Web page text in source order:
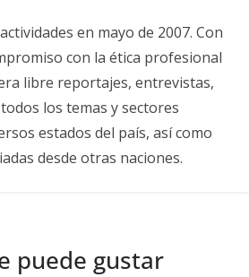
en mayo de 2007. Con
con la ética profesional
libre reportajes, entrevistas,
los temas y sectores
estados del país, así como
desde otras naciones.
puede gustar